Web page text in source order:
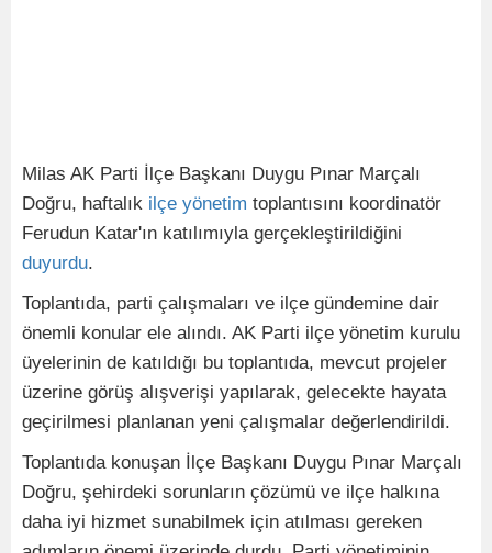
Milas AK Parti İlçe Başkanı Duygu Pınar Marçalı
Doğru, haftalık ilçe yönetim toplantısını koordinatör
Ferudun Katar'ın katılımıyla gerçekleştirildiğini
duyurdu.
Toplantıda, parti çalışmaları ve ilçe gündemine dair
önemli konular ele alındı. AK Parti ilçe yönetim kurulu
üyelerinin de katıldığı bu toplantıda, mevcut projeler
üzerine görüş alışverişi yapılarak, gelecekte hayata
geçirilmesi planlanan yeni çalışmalar değerlendirildi.
Toplantıda konuşan İlçe Başkanı Duygu Pınar Marçalı
Doğru, şehirdeki sorunların çözümü ve ilçe halkına
daha iyi hizmet sunabilmek için atılması gereken